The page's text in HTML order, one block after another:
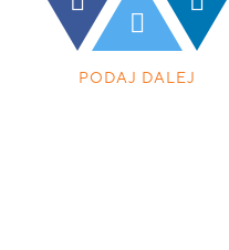
PODAJ DALEJ